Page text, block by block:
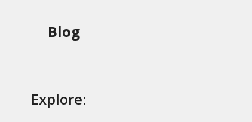
Blog
Explore: